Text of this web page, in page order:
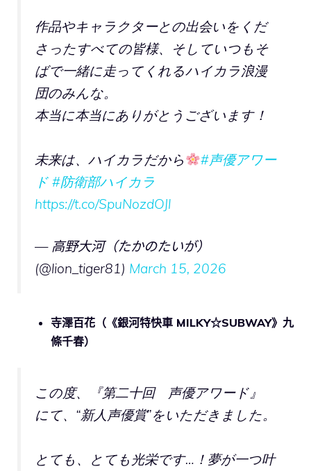
作品やキャラクターとの出会いをくだ
さったすべての皆様、そしていつもそ
ばで一緒に走ってくれるハイカラ浪漫
団のみんな。
本当に本当にありがとうございます！
未来は、ハイカラだから
#声優アワー
ド #防衛部ハイカラ
https://t.co/SpuNozdOJl
— 高野大河（たかのたいが）
(@lion_tiger81) March 15, 2026
寺澤百花（《銀河特快車 MILKY☆SUBWAY》 九
條千春）
この度、『第二十回 声優アワード』
にて、“新人声優賞”をいただきました。
とても、とても光栄です…！夢が一つ叶